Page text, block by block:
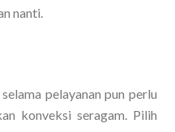
nanti.
pelayanan pun perlu
konveksi seragam. Pilih